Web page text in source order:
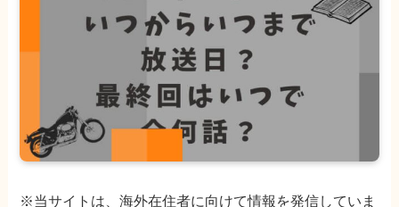
※当サイトは、海外在住者に向けて情報を発信していま